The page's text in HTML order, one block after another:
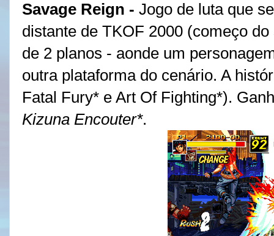
Savage Reign - Jogo de luta que
distante de TKOF 2000 (começo
de 2 planos - aonde um
outra plataforma do cenário. A
Fatal Fury* e Art Of Fighting*).
Kizuna Encouter*.